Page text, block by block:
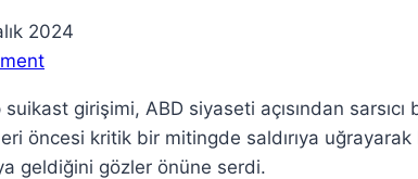
2024
suikast girişimi, ABD siyaseti açısından
öncesi kritik bir mitingde saldırıya
geldiğini gözler önüne serdi.